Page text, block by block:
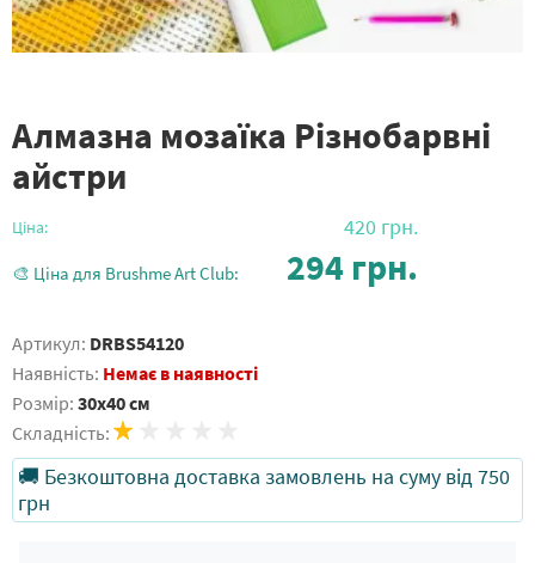
Алмазна мозаїка Різнобарвні
айстри
Ціна: 420 грн.
🎨 Ціна для Brushme Art Club: 294 грн.
Артикул: DRBS54120
Наявність: Немає в наявності
Розмір: 30x40 см
Складність:
🚚 Безкоштовна доставка замовлень на суму від 750
грн